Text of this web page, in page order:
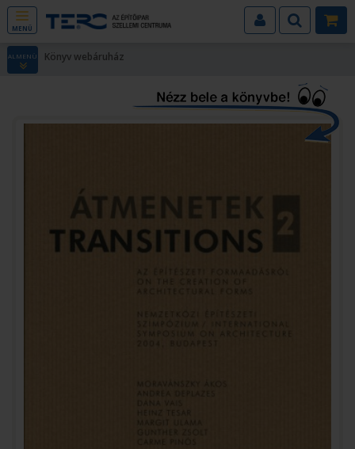
MENÜ
ALMENÜ Könyv webáruház